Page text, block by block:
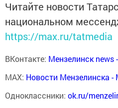
Читайте новости
национальном
https://max.ru/tatmedia
ВКонтакте: Мензелинск
MAX: Новости Мензелинска -
Одноклассники: ok.ru/